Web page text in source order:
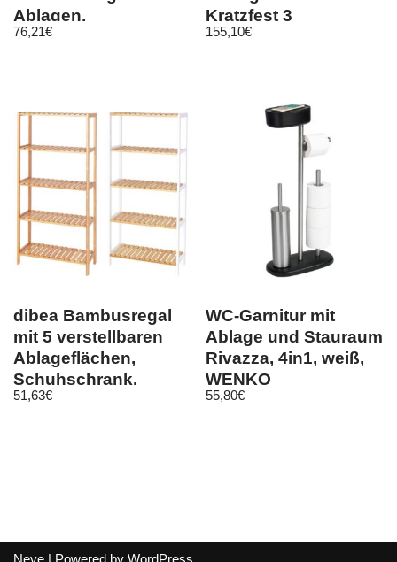
Ablagen,
Soffüberzug, für
76,21€
Kratzfest 3
verschiedene Maße
155,10€
dibea Bambusregal
mit 5 verstellbaren
Ablageflächen,
Schuhschrank,
Badezimmerregal…
51,63€
WC-Garnitur mit
Ablage und Stauraum
Rivazza, 4in1, weiß,
WENKO
55,80€
Neve | Powered by WordPress